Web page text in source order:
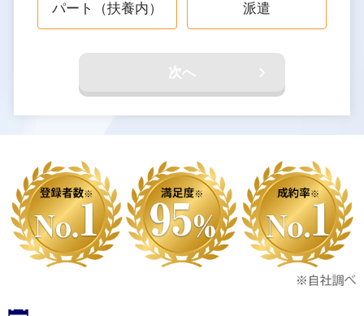
パート（扶養内） 派遣
次へ